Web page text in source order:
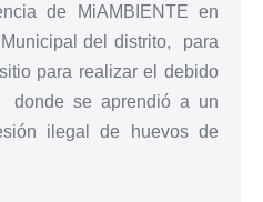
de MiAMBIENTE en
del distrito, para
para realizar el debido
donde se aprendió a un
ilegal de huevos de